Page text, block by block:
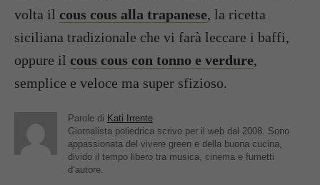
volta il cous cous alla trapanese, la ricetta
siciliana tradizionale che vi farà leccare i baffi,
oppure il cous cous con tonno e verdure,
semplice e veloce ma super sfizioso.
Parole di Kati Irrente
Giornalista poliedrica scrivo per il web dal 2008. Sono
appassionata del vivere green e della buona cucina,
divido il tempo libero tra musica, cinema e fumetti
d’autore.